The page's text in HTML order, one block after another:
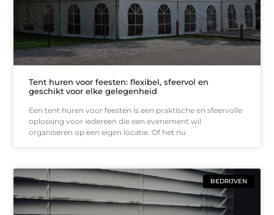
Tent huren voor feesten: flexibel, sfeervol en
geschikt voor elke gelegenheid
Een tent huren voor feesten is een praktische en sfeervolle
oplossing voor iedereen die een evenement wil
organiseren op een eigen locatie. Of het nu
BEDRIJVEN